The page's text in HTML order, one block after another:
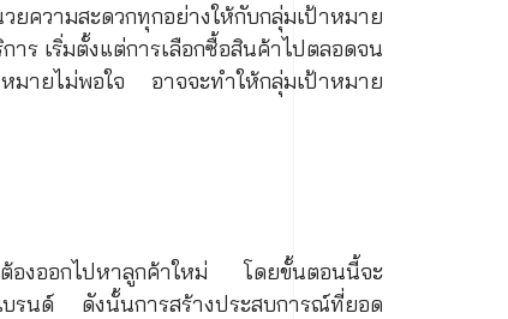
ความสะดวกทุกอย่างให้กับกลุ่มเป้าหมาย
าร เริ่มตั้งแต่การเลือกซื้อสินค้าไปตลอดจน
มายไม่พอใจ อาจจะทำให้กลุ่มเป้าหมาย
ต้องออกไปหาลูกค้าใหม่ โดยขั้นตอนนี้จะ
บรนด์ ดังนั้นการสร้างประสบการณ์ที่ยอด